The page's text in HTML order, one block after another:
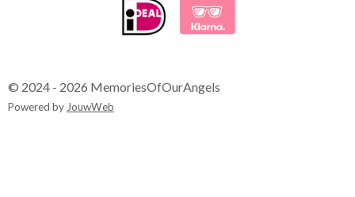
© 2024 - 2026 MemoriesOfOurAngels
Powered byJouwWeb